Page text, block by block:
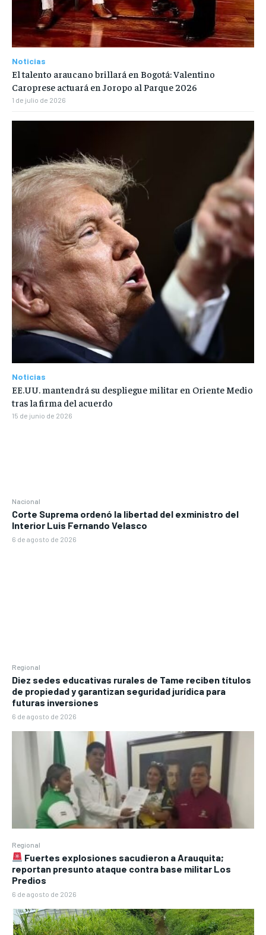
Nacional
Corte Suprema ordenó la libertad del exministro del
Interior Luis Fernando Velasco
6 de agosto de 2026
Regional
Diez sedes educativas rurales de Tame reciben títulos
de propiedad y garantizan seguridad jurídica para
futuras inversiones
6 de agosto de 2026
Regional
Fuertes explosiones sacudieron a Arauquita;
reportan presunto ataque contra base militar Los
Predios
6 de agosto de 2026
Noticias
El talento araucano brillará en Bogotá: Valentino
Caroprese actuará en Joropo al Parque 2026
1 de julio de 2026
Noticias
EE.UU. mantendrá su despliegue militar en Oriente Medio
tras la firma del acuerdo
15 de junio de 2026